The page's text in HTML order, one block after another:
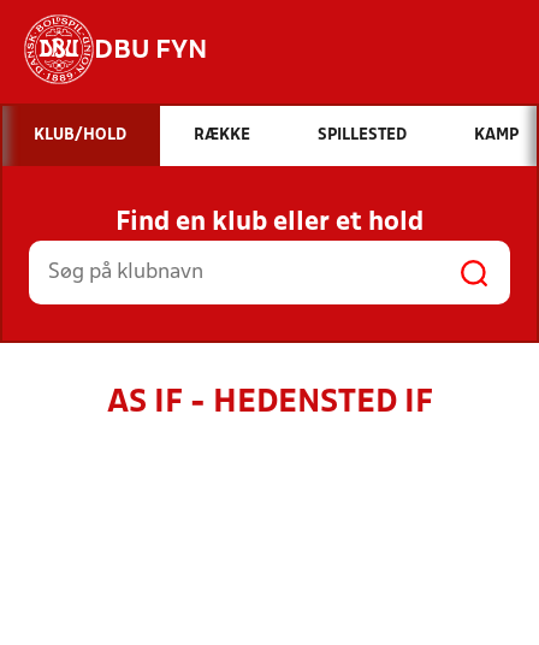
DBU FYN
Hvad vil du søge efter?
INDHOLD OG NYHEDER
STILLINGER, RESULTATER, KLUBBER OG
HOLD
KLUB/HOLD RÆKKE SPILLESTED KAMP
Find en klub eller et hold
AS IF - HEDENSTED IF